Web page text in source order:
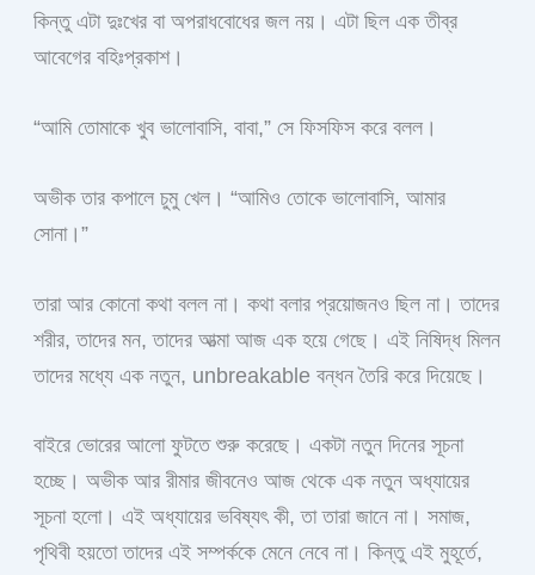
কিন্তু এটা দুঃখের বা অপরাধবোধের জল নয়। এটা ছিল এক তীব্র
আবেগের বহিঃপ্রকাশ।
“আমি তোমাকে খুব ভালোবাসি, বাবা,” সে ফিসফিস করে বলল।
অভীক তার কপালে চুমু খেল। “আমিও তোকে ভালোবাসি, আমার
সোনা।”
তারা আর কোনো কথা বলল না। কথা বলার প্রয়োজনও ছিল না। তাদের
শরীর, তাদের মন, তাদের আত্মা আজ এক হয়ে গেছে। এই নিষিদ্ধ মিলন
তাদের মধ্যে এক নতুন, unbreakable বন্ধন তৈরি করে দিয়েছে।
বাইরে ভোরের আলো ফুটতে শুরু করেছে। একটা নতুন দিনের সূচনা
হচ্ছে। অভীক আর রীমার জীবনেও আজ থেকে এক নতুন অধ্যায়ের
সূচনা হলো। এই অধ্যায়ের ভবিষ্যৎ কী, তা তারা জানে না। সমাজ,
পৃথিবী হয়তো তাদের এই সম্পর্ককে মেনে নেবে না। কিন্তু এই মুহূর্তে,